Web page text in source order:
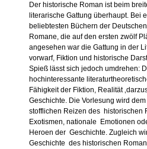
Der historische Roman ist beim
literarische Gattung überhaupt. Bei
beliebtesten Büchern der
Romane, die auf den ersten zwölf
angesehen war die Gattung in der
vorwarf, Fiktion und historische
Spieß lässt sich jedoch umdrehen:
hochinteressante
Fähigkeit der Fiktion, Realität
Geschichte. Die Vorlesung wird
stofflichen Reizen des historischen
Exotismen, nationale Emotionen
Heroen der Geschichte. Zugleich
Geschichte des historischen